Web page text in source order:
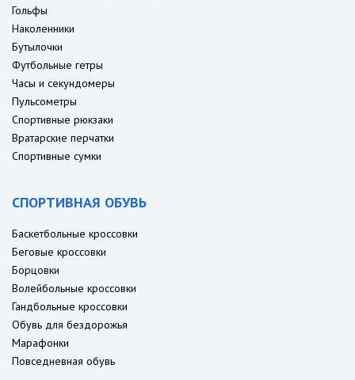
Гольфы
Наколенники
Бутылочки
Футбольные гетры
Часы и секундомеры
Пульсометры
Спортивные рюкзаки
Вратарские перчатки
Спортивные сумки
СПОРТИВНАЯ ОБУВЬ
Баскетбольные кроссовки
Беговые кроссовки
Борцовки
Волейбольные кроссовки
Гандбольные кроссовки
Обувь для бездорожья
Марафонки
Повседневная обувь